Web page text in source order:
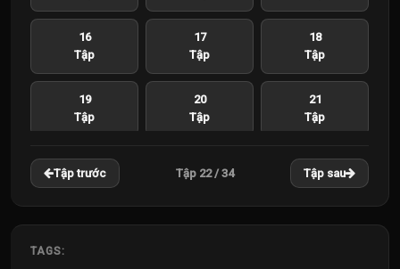
16
Tập
17
Tập
18
Tập
19
Tập
20
Tập
21
Tập
22
Tập
Tập
24
Tập
25
26
27
Tập trước Tập 22 / 34 Tập sau
TAGS: